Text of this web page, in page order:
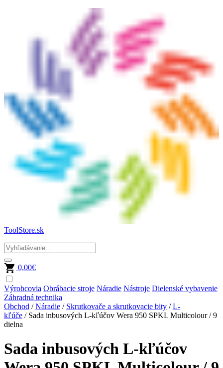
ToolStore.sk
0,00€
Výrobcovia Obrábacie stroje Náradie Nástroje Dielenské vybavenie
Záhradná technika
Obchod /Náradie / Skrutkovače a skrutkovacie bity /L-
kľúče / Sada inbusových L-kľúčov Wera 950 SPKL Multicolour / 9
dielna
Sada inbusových L-kľúčov